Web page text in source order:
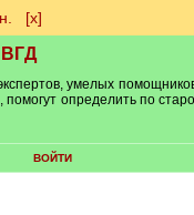
[х]
ВГД
умелых
определить по
ВОЙТИ